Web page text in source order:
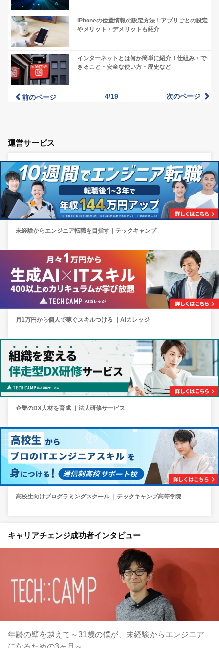
iPhoneの位置情報の設定方法！アプリごとの設定
やメリット・デメリットも紹介
インターネットとは何か簡単に紹介！仕組み・で
きること・安全な使い方・歴史など
前のページ 4/19 次のページ
運営サービス
未経験からエンジニア転職を目指す｜テックキャンプ
月1万円から個人で稼ぐスキルつける ｜AIカレッジ
企業のDX人材を育成 ｜法人研修サービス
高校生向けプログラミングスクール ｜テックキャンプ高等学院
キャリアチェンジ成功者インタビュー
年齢の壁を越えて～31歳の僕が、未経験からエンジニア